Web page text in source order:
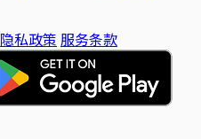
隐私政策 服务条款